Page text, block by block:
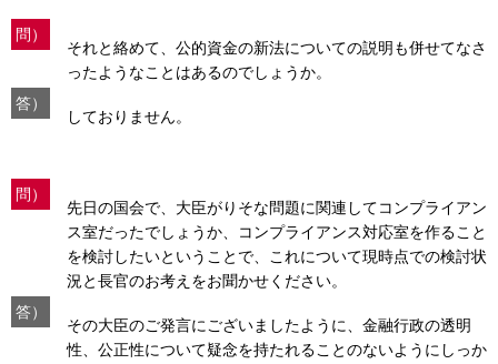
問）
それと絡めて、公的資金の新法についての説明も併せてなさ
ったようなことはあるのでしょうか。
答）
しておりません。
問）
先日の国会で、大臣がりそな問題に関連してコンプライアン
ス室だったでしょうか、コンプライアンス対応室を作ること
を検討したいということで、これについて現時点での検討状
況と長官のお考えをお聞かせください。
答）
その大臣のご発言にございましたように、金融行政の透明
性、公正性について疑念を持たれることのないようにしっか